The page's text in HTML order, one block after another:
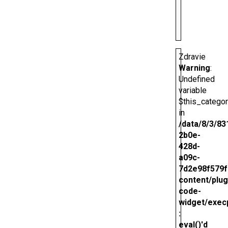
Zdravie
Warning:
Undefined
variable
in
/data/8/3/
2b0e-
428d-
a09c-
content/
code-
widget/
:
eval()'d